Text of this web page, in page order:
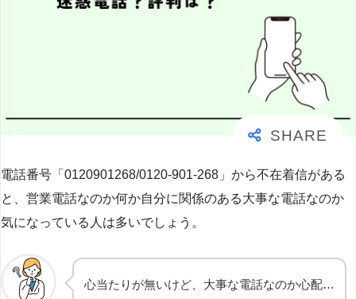
電話番号「0120901268/0120-901-268」から不在着信がある
と、営業電話なのか何か自分に関係のある大事な電話なのか
気になっている人は多いでしょう。
心当たりが無いけど、大事な電話なのか心配…